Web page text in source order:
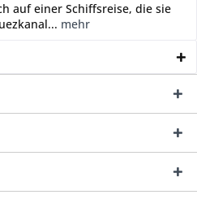
auf einer Schiffsreise, die sie
mehr